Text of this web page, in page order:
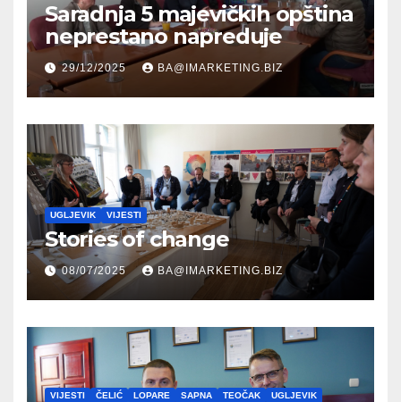
Saradnja 5 majevičkih opština
neprestano napreduje
29/12/2025 BA@IMARKETING.BIZ
UGLJEVIK VIJESTI
Stories of change
08/07/2025 BA@IMARKETING.BIZ
VIJESTI ČELIĆ LOPARE SAPNA TEOČAK UGLJEVIK